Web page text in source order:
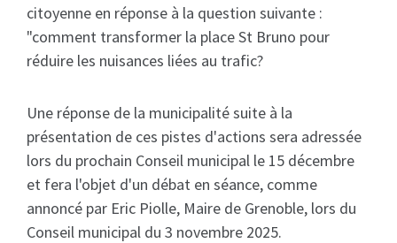
citoyenne en réponse à la question suivante :
"comment transformer la place St Bruno pour
réduire les nuisances liées au trafic?
Une réponse de la municipalité suite à la
présentation de ces pistes d'actions sera adressée
lors du prochain Conseil municipal le 15 décembre
et fera l'objet d'un débat en séance, comme
annoncé par Eric Piolle, Maire de Grenoble, lors du
Conseil municipal du 3 novembre 2025.